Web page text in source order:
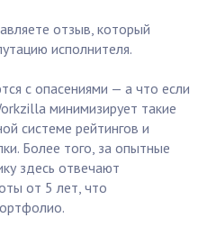
отзыв, который
исполнителя.
с опасениями — а что если
минимизирует такие
системе рейтингов и
Более того, за опытные
здесь отвечают
от 5 лет, что